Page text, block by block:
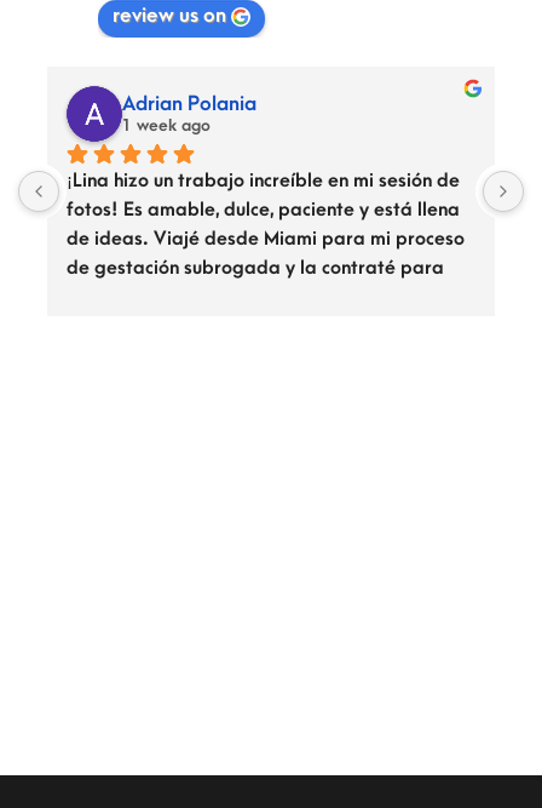
review us on
Adrian Polania
1 week ago
¡Lina hizo un trabajo increíble en mi sesión de
fotos! Es amable, dulce, paciente y está llena
de ideas. Viajé desde Miami para mi proceso
de gestación subrogada y la contraté para